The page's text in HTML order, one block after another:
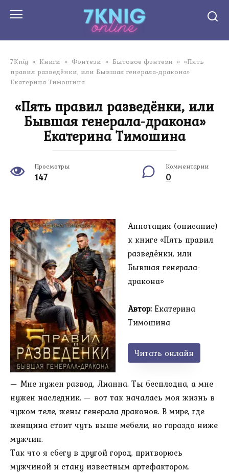
7Knig » Книги » Фэнтези » Бытовое фэнтези » «Пять
правил разведёнки, или Бывшая генерала-дракона»
Екатерина Тимошина
«Пять правил разведёнки, или
Бывшая генерала-дракона»
Екатерина Тимошина
Просмотры
147
Комментарии
0
Аннотация (описание)
к книге «Пять правил
разведёнки, или
Бывшая генерала-
дракона»
Автор: Екатерина
Тимошина
Читать онлайн
— Мне нужен развод, Лианна. Ты бесплодна, а мне
нужен наследник. — вот так началась моя жизнь в
чужом теле, жены генерала драконов. В мире, где
женщина стоит чуть выше мебели, но гораздо ниже
мужчин.
Так что я сбегу в другой город, притворюсь
мужчиной и стану известным артефактором.